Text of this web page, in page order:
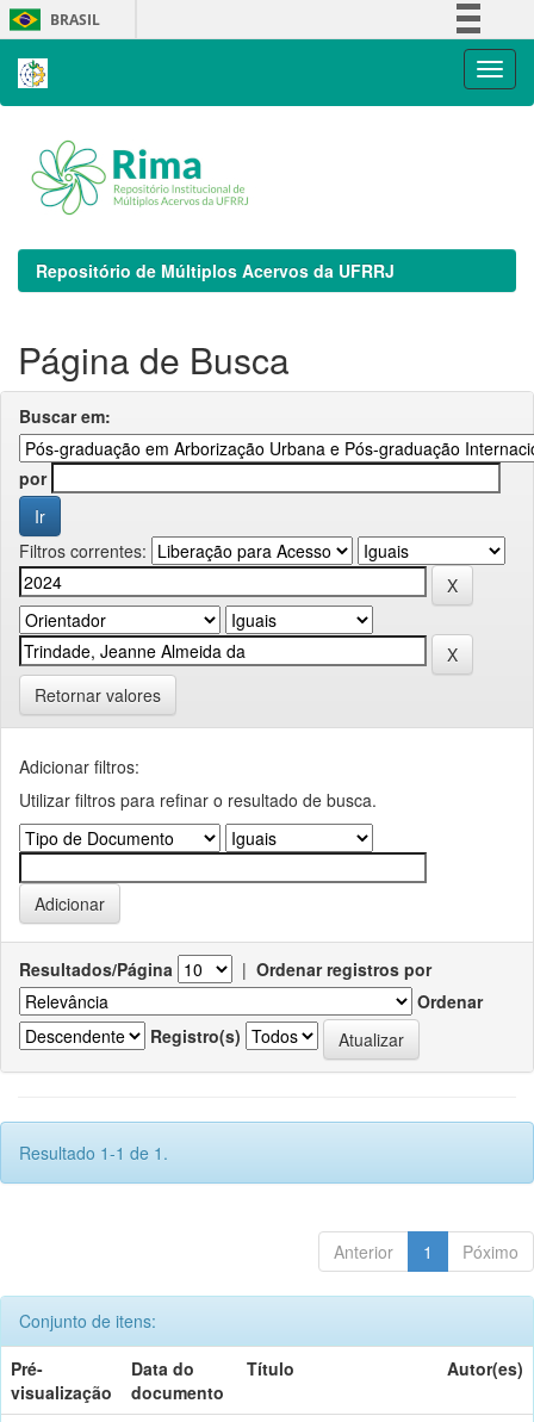
Skip
navigation
BRASIL
Repositório de Múltiplos Acervos da UFRRJ
Página de Busca
Buscar em:
por
Filtros correntes:
Retornar valores
Adicionar filtros:
Utilizar filtros para refinar o resultado de busca.
Resultados/Página | Ordenar registros por
Ordenar
Registro(s)
Resultado 1-1 de 1.
Anterior 1 Póximo
Conjunto de itens:
Pré-
visualização
Data do
documento
Título Autor(es)